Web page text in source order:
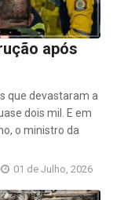
após
que devastaram a
dois mil. E em
o ministro da
01 de Julho, 2026